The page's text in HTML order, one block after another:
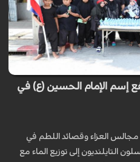
إسم الإمام الحسين (ع) في
مجالس العزاء وقصائد اللطم في
التايلنديون إلى توزيع الماء مع